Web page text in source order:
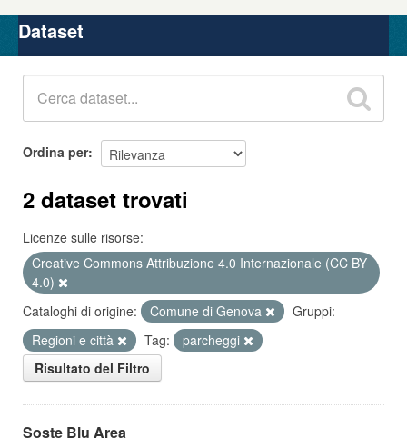
Organizzazioni
Gruppi
Dataset
Ordina per
2 dataset trovati
Licenze sulle risorse:
Creative Commons Attribuzione 4.0 Internazionale (CC BY
4.0)
Cataloghi di origine:
Comune di Genova
Gruppi:
Regioni e città
Tag:
parcheggi
Risultato del Filtro
Soste Blu Area